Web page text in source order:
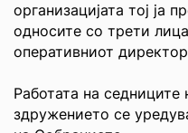
организацијата тој ја
односите со трети
оперативниот
Работата на
здружението се